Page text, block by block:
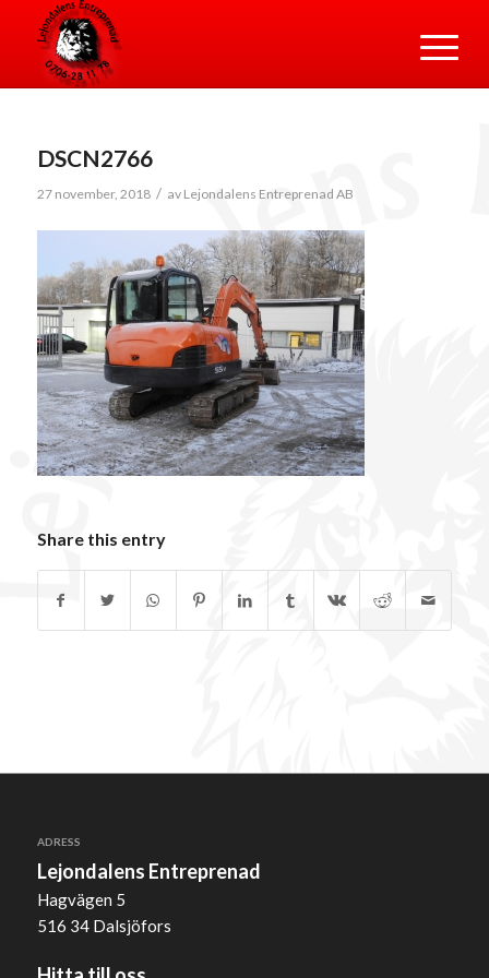
DSCN2766
27 november, 2018 / av Lejondalens Entreprenad AB
Share this entry
ADRESS
Lejondalens Entreprenad
Hagvägen 5
516 34 Dalsjöfors